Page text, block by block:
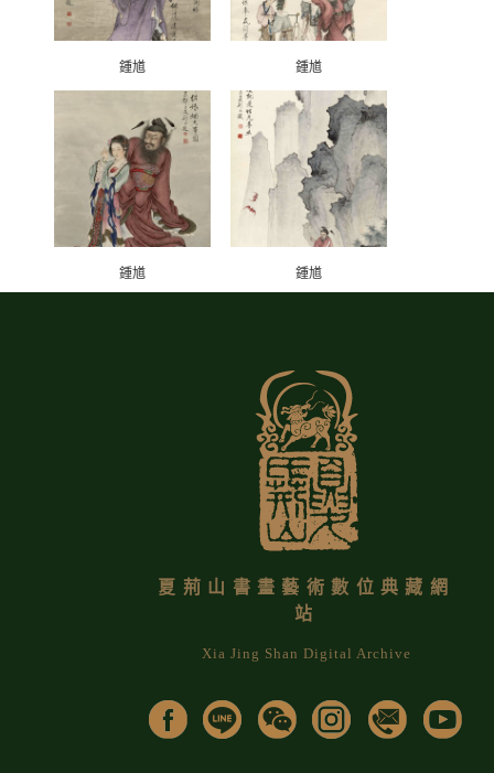
鍾馗 鍾馗
鍾馗 鍾馗
夏荊山書畫藝術數位典藏網
站
Xia Jing Shan Digital Archive